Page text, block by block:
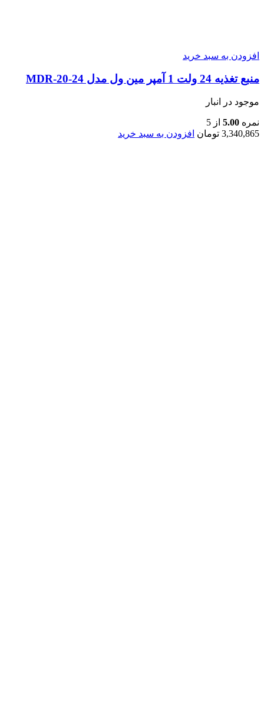
افزودن به سبد خرید
منبع تغذیه 24 ولت 1 آمپر مین ول مدل MDR-20-24
موجود در انبار
نمره 5.00 از 5
3,340,865 تومان افزودن به سبد خرید